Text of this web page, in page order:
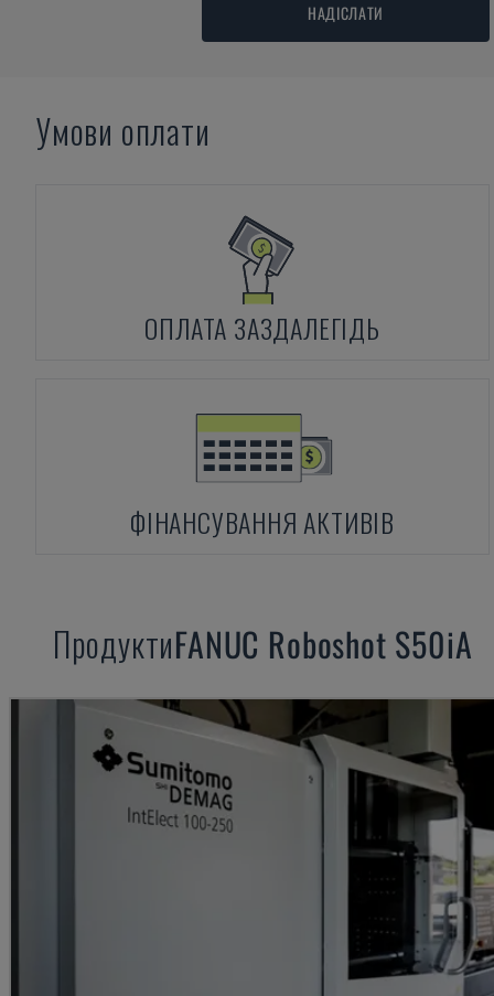
НАДІСЛАТИ
Умови оплати
ОПЛАТА ЗАЗДАЛЕГІДЬ
ФІНАНСУВАННЯ АКТИВІВ
ПродуктиFANUC Roboshot S50iA